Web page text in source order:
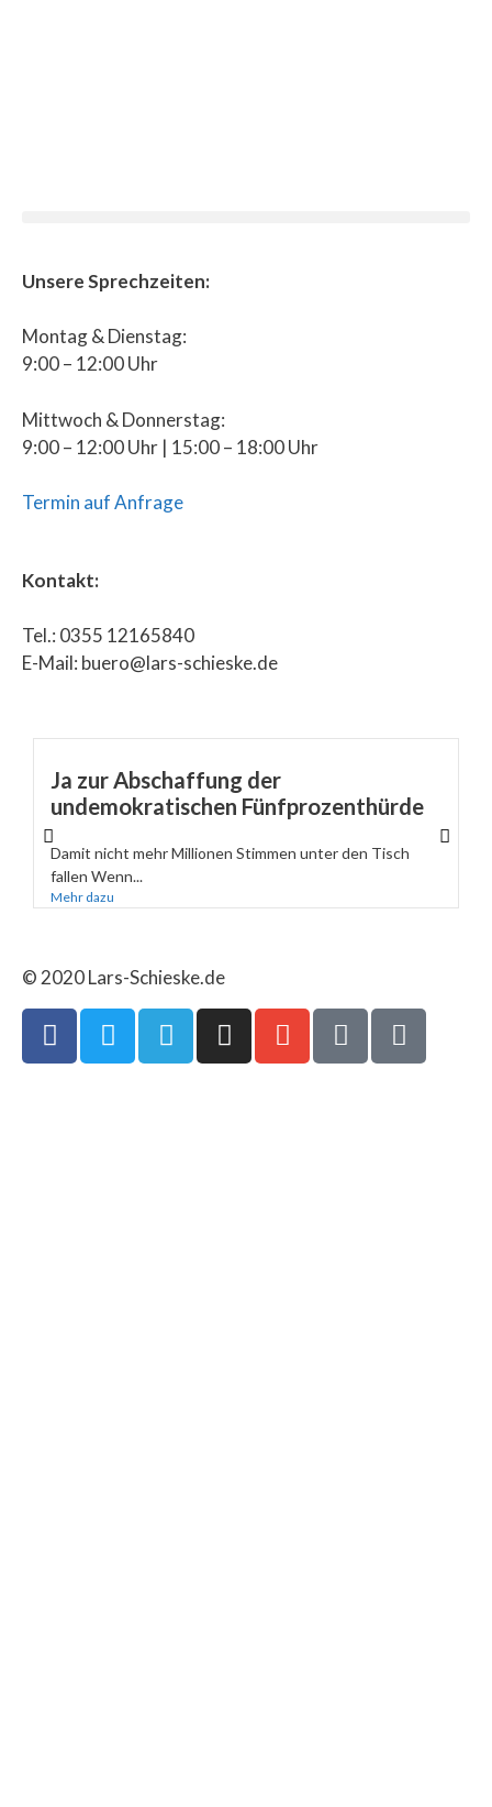
Unsere Sprechzeiten:
Montag & Dienstag:
9:00 – 12:00 Uhr
Mittwoch & Donnerstag:
9:00 – 12:00 Uhr | 15:00 – 18:00 Uhr
Termin auf Anfrage
Kontakt:
Tel.: 0355 12165840
E-Mail: buero@lars-schieske.de
Ja zur Abschaffung der
undemokratischen Fünfprozenthürde
Damit nicht mehr Millionen Stimmen unter den Tisch
fallen Wenn...
Mehr dazu
© 2020 Lars-Schieske.de